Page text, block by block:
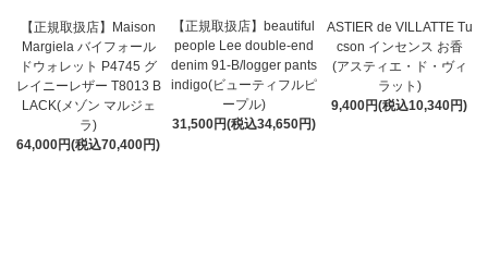
【正規取扱店】Maison
Margiela バイフォール
ドウォレット P4745 グ
レイニーレザー T8013 B
LACK(メゾン マルジェ
ラ)
64,000円(税込70,400円)
【正規取扱店】beautiful
people Lee double-end
denim 91-B/logger pants
indigo(ビューティフルピ
ープル)
31,500円(税込34,650円)
ASTIER de VILLATTE Tu
cson インセンス お香
(アスティエ・ド・ヴィ
ラット)
9,400円(税込10,340円)